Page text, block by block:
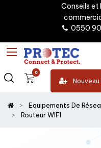
Conseils et
0550
0
Equipements De
Routeur WIFI